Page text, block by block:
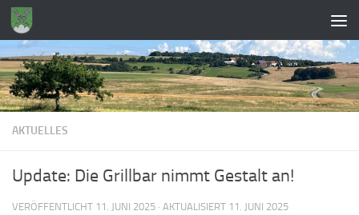
Zum Inhalt springen
AKTUELLES
Update: Die Grillbar nimmt Gestalt an!
VERÖFFENTLICHT 11. JUNI 2025 · AKTUALISIERT 11. JUNI 2025